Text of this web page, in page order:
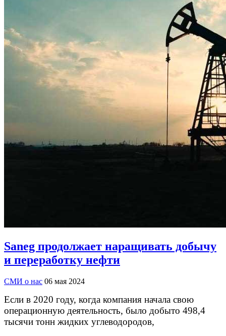
Saneg продолжает наращивать добычу
и переработку нефти
СМИ о нас 06 мая 2024
Если в 2020 году, когда компания начала свою
операционную деятельность, было добыто 498,4
тысячи тонн жидких углеводородов,